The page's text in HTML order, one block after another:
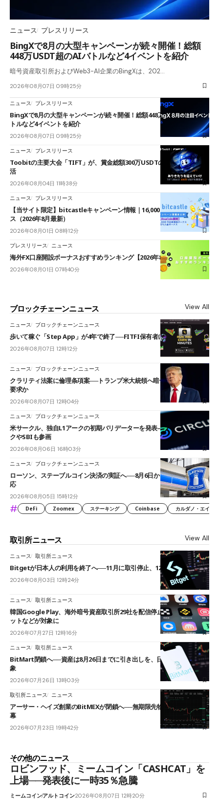
ニュース プレスリリース
BingXで8月の大型キャンペーンが続々開催！総額
448万USDT超のAIバトルなど4イベントを紹介
暗号資産取引所およびWeb3-AI企業のBingXは、202…
2026年08月07日 09時25分
ニュース プレスリリース
BingXで8月の大型キャンペーンが続々開催！総額448万USDT超のAIバ
トルなど4イベントを紹介
2026年08月07日 09時25分
ニュース プレスリリース
Toobitの主要大会「TIFT」が、賞金総額300万USDTのレースとして復
活
2026年08月04日 11時38分
ニュース プレスリリース
【当サイト限定】bitcastleキャンペーン情報｜16,000円口座開設ボーナ
ス（2026年8月最新）
2026年08月01日 08時12分
プレスリリース ニュース
海外FX口座開設ボーナスおすすめランキング【2026年8月最新】
2026年08月01日 07時40分
ブロックチェーンニュース View All
ニュース ブロックチェーンニュース
歩いて稼ぐ「Step App」が4年で終了──FITFI保有者に対応呼びかけ
2026年08月07日 12時12分
ニュース ブロックチェーンニュース
クラリティ法案に倫理条項案──トランプ米大統領へ暗号資産事業の売却
要求か
2026年08月07日 12時04分
ニュース ブロックチェーンニュース
米サークル、独自L1アークの初期バリデーターを発表――ブラックロッ
クやSBIも参画
2026年08月06日 16時03分
ニュース ブロックチェーンニュース
ローソン、ステーブルコイン決済の実証へ──8月6日からJPYCやUSDC対
応
2026年08月05日 15時12分
# DeFi Zoomex ステーキング Coinbase カルダノ・エイ
取引所ニュース View All
ニュース 取引所ニュース
Bitgetが日本人の利用を終了へ──11月に取引停止、12月末に強制決済
2026年08月03日 12時24分
ニュース 取引所ニュース
韓国Google Play、海外暗号資産取引所29社を配信停止──OKXやバイビ
ットなどが対象に
2026年07月27日 12時16分
ニュース 取引所ニュース
BitMart閉鎖へ──資産は8月26日までに引き出しを、日本人利用者も対
象
2026年07月26日 13時03分
取引所ニュース ニュース
アーサー・ヘイズ創業のBitMEXが閉鎖へ──無期限先物を生んだ11年に
幕
2026年07月23日 19時42分
その他のニュース
ロビンフッド、ミームコイン「CASHCAT」を
上場──発表後に一時35％急騰
ミームコインアルトコイン2026年08月07日 12時20分